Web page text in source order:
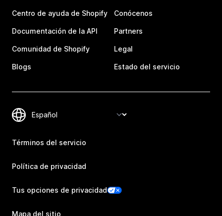
Centro de ayuda de Shopify
Documentación de la API
Comunidad de Shopify
Blogs
Conócenos
Partners
Legal
Estado del servicio
Términos del servicio
Política de privacidad
Tus opciones de privacidad
Mapa del sitio